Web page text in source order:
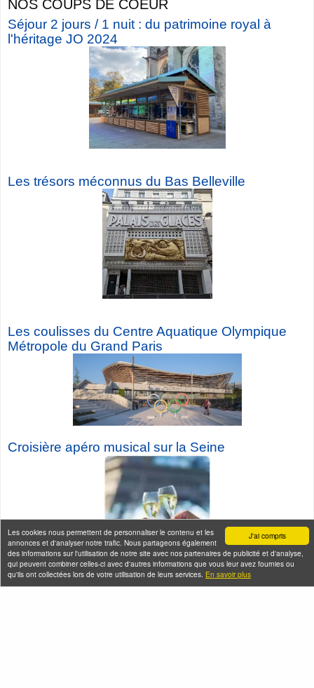
J'ai compris
Les cookies nous permettent de personnaliser le contenu et les
annonces et d'analyser notre trafic. Nous partageons également
des informations sur l'utilisation de notre site avec nos partenaires de publicité et d'analyse,
qui peuvent combiner celles-ci avec d'autres informations que vous leur avez fournies ou
qu'ils ont collectées lors de votre utilisation de leurs services. En savoir plus
NOS COUPS DE COEUR
Séjour 2 jours / 1 nuit : du patrimoine royal à
l'héritage JO 2024
Les trésors méconnus du Bas Belleville
Les coulisses du Centre Aquatique Olympique
Métropole du Grand Paris
Croisière apéro musical sur la Seine